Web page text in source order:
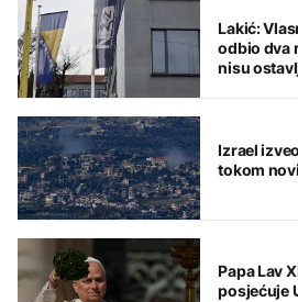
Lakić:
odbio dva
nisu
Izrael
tokom
Papa Lav
posjećuje